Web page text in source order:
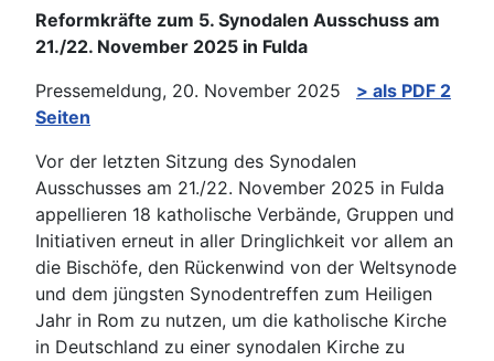
Reformkräfte zum 5. Synodalen Ausschuss am
21./22. November 2025 in Fulda
Pressemeldung, 20. November 2025
> als PDF 2
Seiten
Vor der letzten Sitzung des Synodalen
Ausschusses am 21./22. November 2025 in Fulda
appellieren 18 katholische Verbände, Gruppen und
Initiativen erneut in aller Dringlichkeit vor allem an
die Bischöfe, den Rückenwind von der Weltsynode
und dem jüngsten Synodentreffen zum Heiligen
Jahr in Rom zu nutzen, um die katholische Kirche
in Deutschland zu einer synodalen Kirche zu